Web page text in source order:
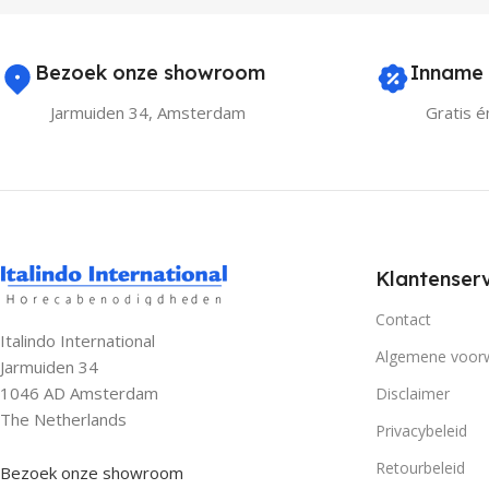
Bezoek onze showroom
Jarmuiden 34, Amsterdam Gratis
Italindo International
Jarmuiden 34
1046 AD Amsterdam
The Netherlands
Bezoek onze showroom
Contact
Algemene
Disclaimer
Privacybeleid
Retourbeleid